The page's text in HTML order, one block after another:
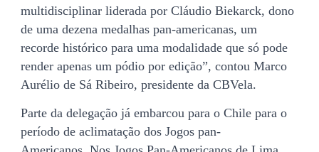
multidisciplinar liderada por Cláudio Biekarck, dono
de uma dezena medalhas pan-americanas, um
recorde histórico para uma modalidade que só pode
render apenas um pódio por edição”, contou Marco
Aurélio de Sá Ribeiro, presidente da CBVela.
Parte da delegação já embarcou para o Chile para o
período de aclimatação dos Jogos pan-